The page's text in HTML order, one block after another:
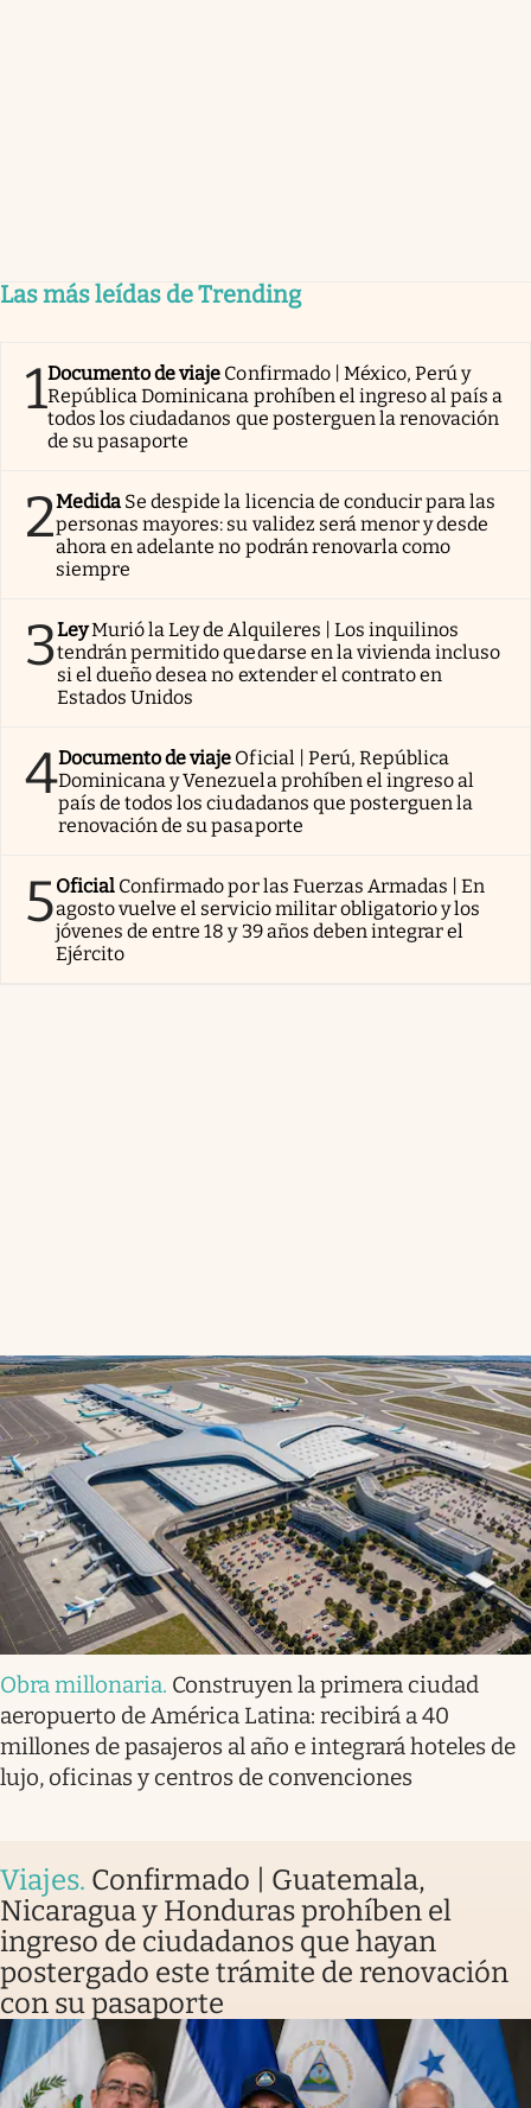
Las más leídas de Trending
1Documento de viaje Confirmado | México, Perú y
República Dominicana prohíben el ingreso al país a
todos los ciudadanos que posterguen la renovación
de su pasaporte
2Medida Se despide la licencia de conducir para las
personas mayores: su validez será menor y desde
ahora en adelante no podrán renovarla como
siempre
3LeyMurió la Ley de Alquileres | Los inquilinos
tendrán permitido quedarse en la vivienda incluso
si el dueño desea no extender el contrato en
Estados Unidos
4Documento de viaje Oficial | Perú, República
Dominicana y Venezuela prohíben el ingreso al
país de todos los ciudadanos que posterguen la
renovación de su pasaporte
5Oficial Confirmado por las Fuerzas Armadas | En
agosto vuelve el servicio militar obligatorio y los
jóvenes de entre 18 y 39 años deben integrar el
Ejército
Obra millonaria. Construyen la primera ciudad
aeropuerto de América Latina: recibirá a 40
millones de pasajeros al año e integrará hoteles de
lujo, oficinas y centros de convenciones
Viajes. Confirmado | Guatemala,
Nicaragua y Honduras prohíben el
ingreso de ciudadanos que hayan
postergado este trámite de renovación
con su pasaporte